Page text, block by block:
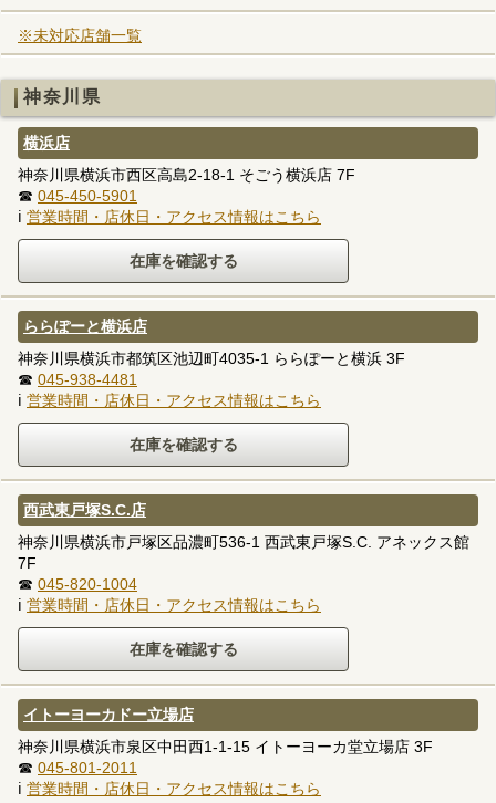
※未対応店舗一覧
神奈川県
横浜店
神奈川県横浜市西区高島2-18-1 そごう横浜店 7F
☎ 045-450-5901
ℹ 営業時間・店休日・アクセス情報はこちら
ららぽーと横浜店
神奈川県横浜市都筑区池辺町4035-1 ららぽーと横浜 3F
☎ 045-938-4481
ℹ 営業時間・店休日・アクセス情報はこちら
西武東戸塚S.C.店
神奈川県横浜市戸塚区品濃町536-1 西武東戸塚S.C. アネックス館
7F
☎ 045-820-1004
ℹ 営業時間・店休日・アクセス情報はこちら
イトーヨーカドー立場店
神奈川県横浜市泉区中田西1-1-15 イトーヨーカ堂立場店 3F
☎ 045-801-2011
ℹ 営業時間・店休日・アクセス情報はこちら